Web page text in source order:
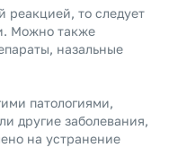
реакцией, то следует
Можно также
назальные
патологиями,
другие заболевания,
на устранение